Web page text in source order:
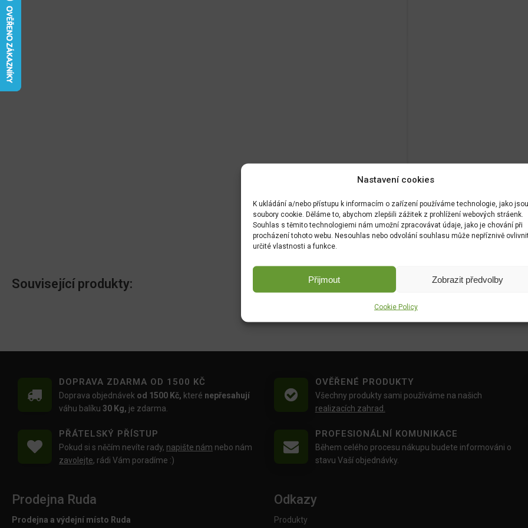
Nastavení cookies
K ukládání a/nebo přístupu k informacím o zařízení používáme technologie, jako jsou
soubory cookie. Děláme to, abychom zlepšili zážitek z prohlížení webových stráenk.
Souhlas s těmito technologiemi nám umožní zpracovávat údaje, jako je chování při
procházení tohoto webu. Nesouhlas nebo odvolání souhlasu může nepříznivě
určité vlastnosti a funkce.
Přijmout Zobrazit předvolby
Cookie Policy
Související produkty:
DOPRAVA ZDARMA OD 1500 KČ
Doprava objednávek od 1500 Kč, které nepřesahují
váhu balíku30 Kg, je zdarma.
OVĚŘENÉ PRODUKTY
Všechny produkty sami používáme na našich
realizacích zahrad.
PŘÁTELSKÝ PŘÍSTUP
Pokud si s něčím nevíte rady, napište nám nebo nám
zavolejte, rádi Vám poradíme :)
PROFESIONÁLNÍ KOMUNIKACE
Během celého procesu nákupu budete informováni o
stavu Vaší objednávky.
Prodejna Ruda
Prodejna a výdejní místo Ruda
Odkazy
Produkty